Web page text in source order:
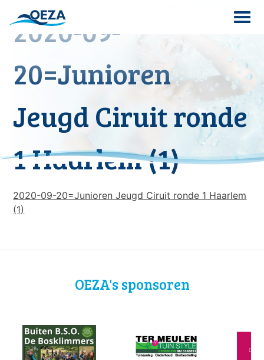
content
Search
2020-09-
20=Junioren
Jeugd Ciruit ronde
1 Haarlem (1)
2020-09-20=Junioren Jeugd Ciruit ronde 1 Haarlem
(1)
OEZA's sponsoren